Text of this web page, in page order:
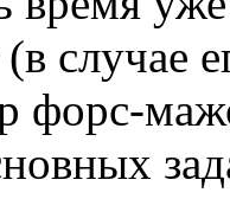
случае
форс-